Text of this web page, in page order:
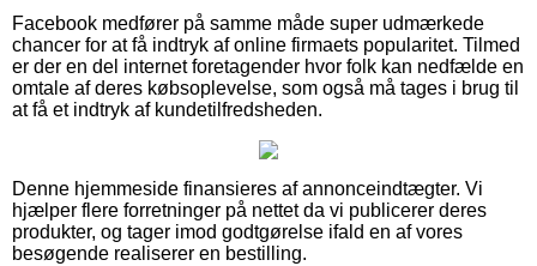
Facebook medfører på samme måde super udmærkede
chancer for at få indtryk af online firmaets popularitet. Tilmed
er der en del internet foretagender hvor folk kan nedfælde en
omtale af deres købsoplevelse, som også må tages i brug til
at få et indtryk af kundetilfredsheden.
Denne hjemmeside finansieres af annonceindtægter. Vi
hjælper flere forretninger på nettet da vi publicerer deres
produkter, og tager imod godtgørelse ifald en af vores
besøgende realiserer en bestilling.